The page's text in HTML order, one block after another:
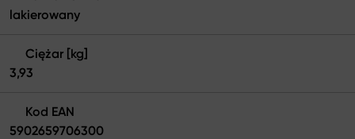
lakierowany
Ciężar [kg]
3,93
Kod EAN
5902659706300